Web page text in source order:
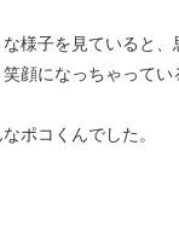
様子を見ていると
笑顔になっちゃって
ポコくんでした。